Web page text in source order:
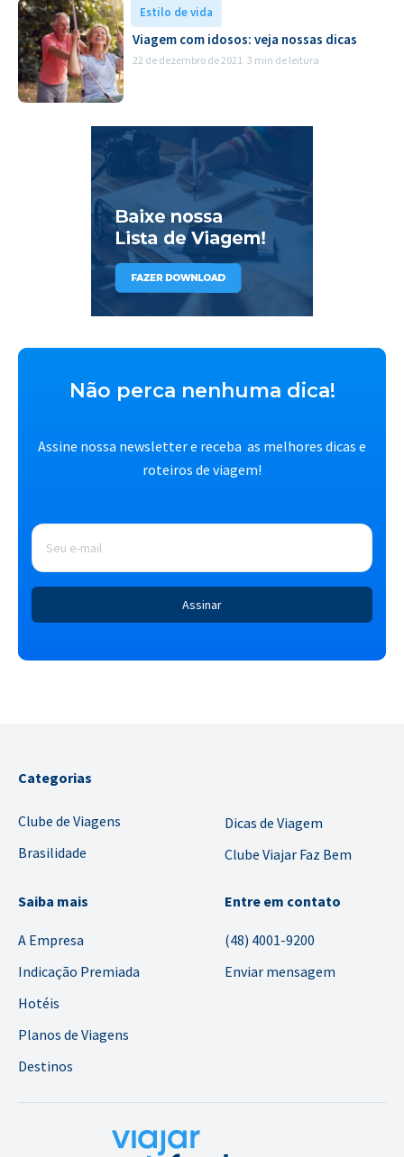
Estilo de vida
Viagem com idosos: veja nossas dicas
22 de dezembro de 2021 3 min de leitura
Não perca nenhuma dica!
Assine nossa newsletter e receba as melhores dicas e
roteiros de viagem!
E-
mail *
Categorias
Clube de Viagens
Brasilidade
Dicas de Viagem
Clube Viajar Faz Bem
Saiba mais
A Empresa
Indicação Premiada
Hotéis
Planos de Viagens
Destinos
Entre em contato
(48) 4001-9200
Enviar mensagem